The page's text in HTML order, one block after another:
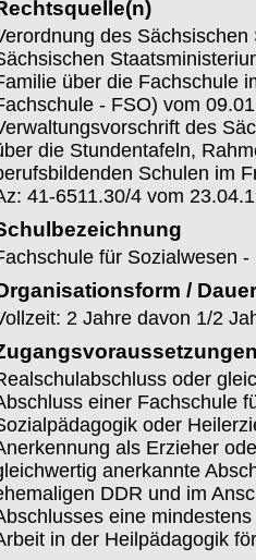
des
über die Fachschule
- FSO) vom
des
die Stundentafeln,
Schulen im
41-6511.30/4 vom
für Sozialwesen
/ Dauer
2 Jahre davon 1/2
oder
einer Fachschule
oder
als Erzieher
anerkannte
DDR und im
eine
in der Heilpädagogik